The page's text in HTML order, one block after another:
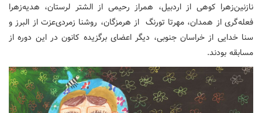
نازنین‌زهرا کوهی از اردبیل، همراز رحیمی از الشتر لرستان، هدیه‌زهرا
فعله‌گری از همدان، مهرتا تورنگ از هرمزگان، روشنا زمردی‌عزت از البرز و
سنا خدایی از خراسان جنوبی،‌ دیگر اعضای برگزیده کانون در این دوره از
مسابقه بودند.